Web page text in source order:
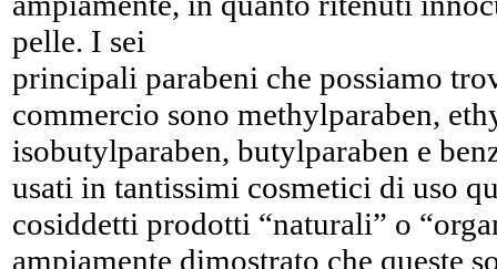
pelle. I sei
principali parabeni che possiamo
commercio sono methylparaben,
isobutylparaben, butylparaben e
usati in tantissimi cosmetici di uso
cosiddetti prodotti “naturali” o
ampiamente dimostrato che queste